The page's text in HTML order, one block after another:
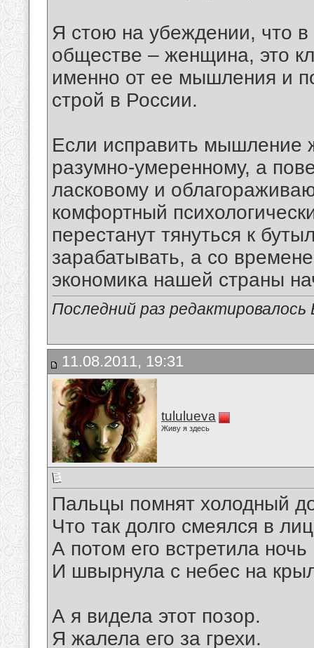
Я стою на убеждении, что
обществе – женщина, это
именно от ее мышления и
строй в России.
Если исправить мышление
разумно-умеренному, а
ласковому и
комфортный
перестанут тянуться к
зарабатывать, а со
экономика нашей страны
Последний раз
11.08.2011, 19:31
tululueva
Живу я здесь
Пальцы помнят холодный
Что так долго смеялся в
А потом его встретила ночь
И швырнула с небес на
А я видела этот позор.
Я жалела его за грехи.